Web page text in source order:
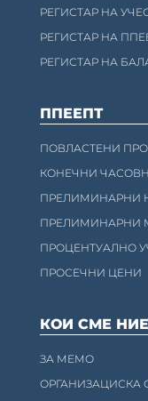
РЕГИСТАР НА
РЕГИСТАР НА
РЕГИСТАР НА
ППЕЕПТ
ПОВЛАСТЕНИ
КОНЕЧНИ
ПРЕЛИМИНАРНИ
ПРЕЛИМИНАРНИ
ПРОЦЕНТУАЛНО
ПРОСЕЧНИ ЦЕНИ
КОИ СМЕ НИЕ
ЗА МЕМО
ОРГАНИЗАЦИСКА